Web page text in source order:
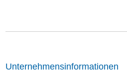
Unternehmensinformationen